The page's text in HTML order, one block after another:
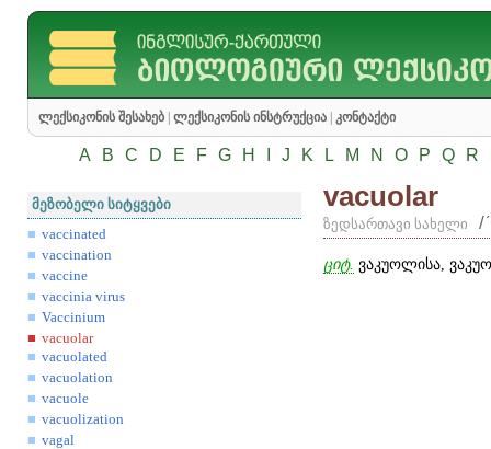
ლექსიკონის შესახებ ლექსიკონის ინსტრუქცია კონტაქტი
A B C D E F G H J K L M N O P Q R
მეზობელი სიტყვები
vaccinated
vaccination
vaccine
vaccinia virus
Vaccinium
vacuolar
vacuolated
vacuolation
vacuole
vacuolization
vagal
vacuolar
ზედსართავი სახელი /
ციტ. ვაკუოლისა,